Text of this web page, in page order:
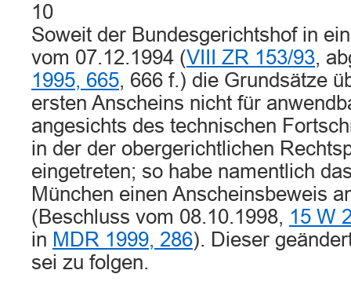
10
Soweit der Bundesgerichtshof in
vom 07.12.1994 (VIII ZR 153/93,
1995, 665, 666 f.) die Grundsätze
ersten Anscheins nicht für
angesichts des technischen
in der der obergerichtlichen
eingetreten; so habe namentlich
München einen Anscheinsbeweis
(Beschluss vom 08.10.1998, 15 W
in MDR 1999, 286). Dieser
sei zu folgen.